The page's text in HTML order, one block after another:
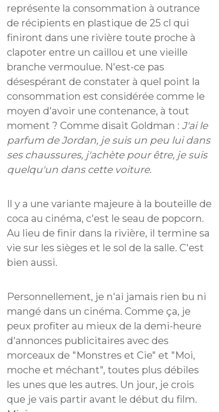
représente la consommation à outrance
de récipients en plastique de 25 cl qui
finiront dans une rivière toute proche à
clapoter entre un caillou et une vieille
branche vermoulue. N'est-ce pas
désespérant de constater à quel point la
consommation est considérée comme le
moyen d'avoir une contenance, à tout
moment ? Comme disait Goldman : J'ai le
parfum de Jordan, je suis un peu lui dans
ses chaussures, j'achète pour être, je suis
quelqu'un dans cette voiture.
Il y a une variante majeure à la bouteille de
coca au cinéma, c'est le seau de popcorn.
Au lieu de finir dans la rivière, il termine sa
vie sur les sièges et le sol de la salle. C'est
bien aussi.
Personnellement, je n'ai jamais rien bu ni
mangé dans un cinéma. Comme ça, je
peux profiter au mieux de la demi-heure
d'annonces publicitaires avec des
morceaux de "Monstres et Cie" et "Moi,
moche et méchant", toutes plus débiles
les unes que les autres. Un jour, je crois
que je vais partir avant le début du film.